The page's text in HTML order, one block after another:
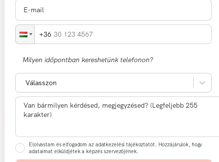
30 123 4567
Milyen időpontban kereshetünk telefonon?
Válasszon
Elolvastam és elfogadom az adatkezelési tájékoztatót. Hozzájárulok, hogy
adataimat elküldjétek a képzés szervezőjének.